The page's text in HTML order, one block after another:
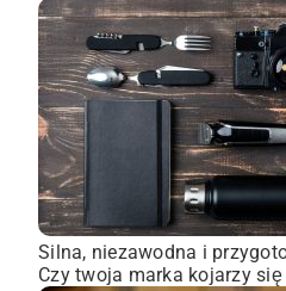
Silna, niezawodna i
Czy twoja marka kojarzy